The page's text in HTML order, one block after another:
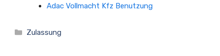
Adac Vollmacht Kfz Benutzung
Kategorien
Zulassung